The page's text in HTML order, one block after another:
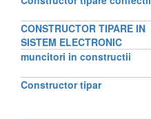
CONSTRUCTOR TIPARE IN
SISTEM ELECTRONIC
muncitori in constructii
Constructor tipar